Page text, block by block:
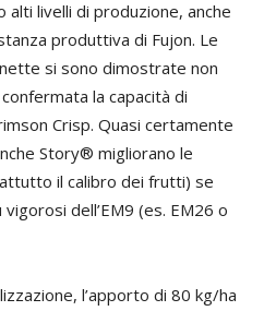
livelli di produzione, anche
produttiva di Fujon. Le
si sono dimostrate non
la capacità di
Crisp. Quasi certamente
Story® migliorano le
il calibro dei frutti) se
dell’EM9 (es. EM26 o
l’apporto di 80 kg/ha